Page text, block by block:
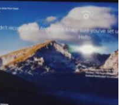
обновляться
(Home и Pro) , а также